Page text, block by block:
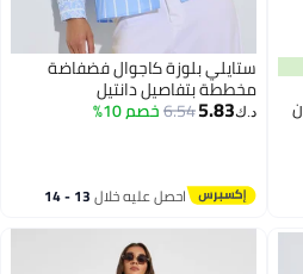
ستايلي بلوزة كاجوال فضفاضة
مخططة بتفاصيل دانتيل
د.ك‏5.83
6.54خصم 10%
احصل عليه خلال 13 - 14